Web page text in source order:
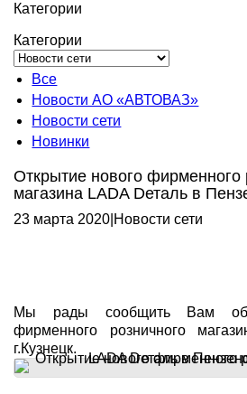
Категории
Категории
Все
Новости АО «АВТОВАЗ»
Новости сети
Новинки
Открытие нового фирменного
магазина LADA Dеталь в
23 марта 2020 Новости сети
Мы рады сообщить Вам об
фирменного розничного
г.Кузнецк.